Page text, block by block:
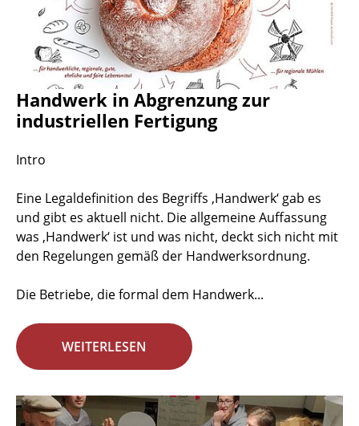
Handwerk in Abgrenzung zur
industriellen Fertigung
Intro
Eine Legaldefinition des Begriffs ‚Handwerk‘ gab es
und gibt es aktuell nicht. Die allgemeine Auffassung
was ‚Handwerk‘ ist und was nicht, deckt sich nicht mit
den Regelungen gemäß der Handwerksordnung.
Die Betriebe, die formal dem Handwerk...
WEITERLESEN